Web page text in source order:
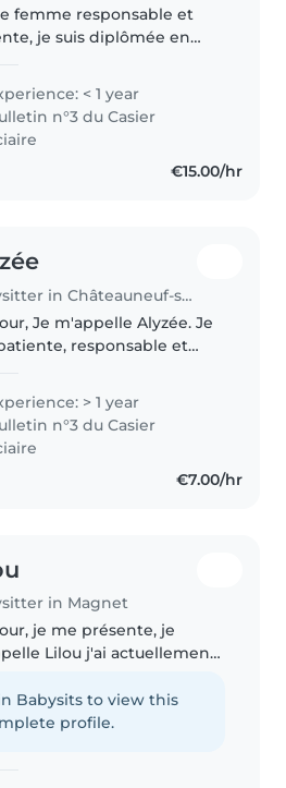
femme responsable et
je suis diplômée en
en premiers secours. J'ai
expérience avec les bébés
tout-petits, notamment..
< 1 year
n°3 du Casier
€15.00/hr
Babysitter in Châteauneuf-sur-Loire
Je m'appelle Alyzée. Je
responsable et
cousins et suivi une
PSC1 pour les..
> 1 year
n°3 du Casier
€7.00/hr
in Magnet
je me présente, je
Lilou j'ai actuellement
d'expérience avec les
je change des couches
Babysits to view this
profile.